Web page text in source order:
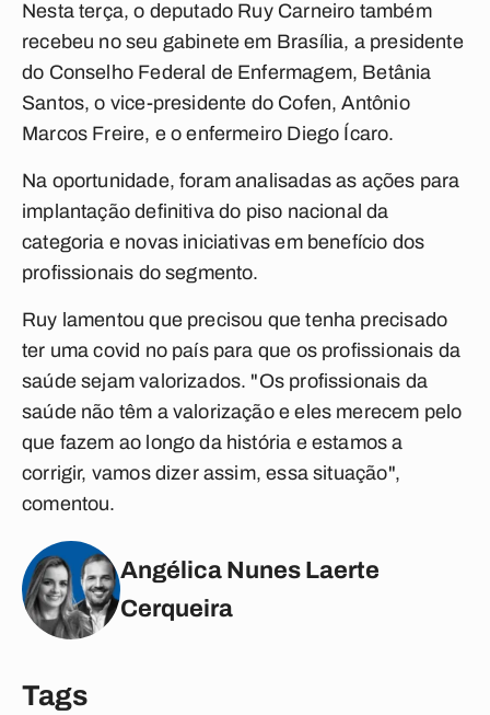
Nesta terça, o deputado Ruy Carneiro também
recebeu no seu gabinete em Brasília, a presidente
do Conselho Federal de Enfermagem, Betânia
Santos, o vice-presidente do Cofen, Antônio
Marcos Freire, e o enfermeiro Diego Ícaro.
Na oportunidade, foram analisadas as ações para
implantação definitiva do piso nacional da
categoria e novas iniciativas em benefício dos
profissionais do segmento.
Ruy lamentou que precisou que tenha precisado
ter uma covid no país para que os profissionais da
saúde sejam valorizados. "Os profissionais da
saúde não têm a valorização e eles merecem pelo
que fazem ao longo da história e estamos a
corrigir, vamos dizer assim, essa situação",
comentou.
Angélica Nunes Laerte
Cerqueira
Tags